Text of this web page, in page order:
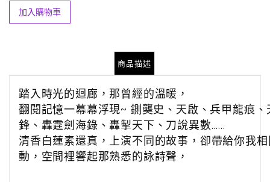
加入購物車
商品描述
踏入時光的迴廊，那曾經的溫暖，
翻閱記憶一幕幕浮現~ 鍘龑史、天啟、兵甲龍痕、
鋒、轟霆劍海錄、轟掣天下、刀說異數......
清香白蓮素還真，上演不同的故事，卻帶給你我
動， 空間裡響起那熟悉的詠詩聲，